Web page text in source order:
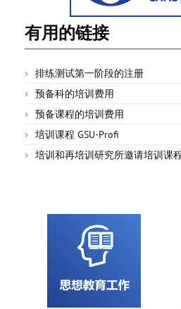
有用的链接
排练测试第一阶段的注册
预备科的培训费用
预备课程的培训费用
培训课程 GSU-Profi
培训和再培训研究所邀请培训课